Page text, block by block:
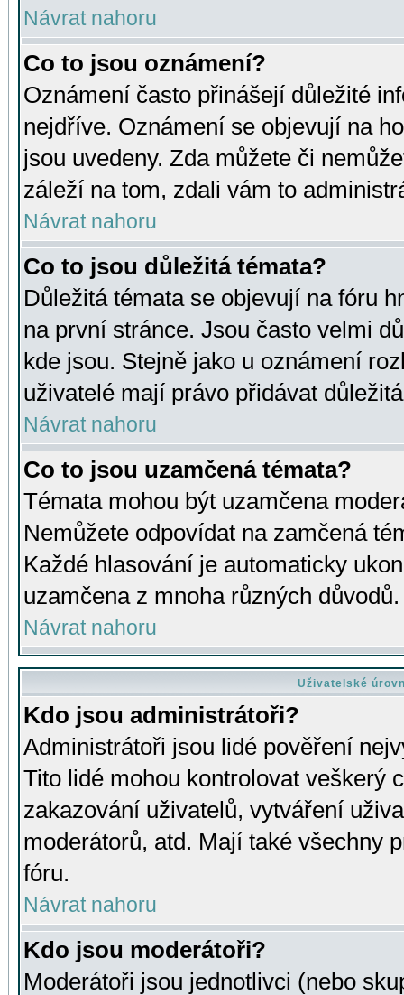
Návrat nahoru
Co to jsou oznámení?
Oznámení často přinášejí důležité
nejdříve. Oznámení se objevují na
jsou uvedeny. Zda můžete či
záleží na tom, zdali vám to
Návrat nahoru
Co to jsou důležitá témata?
Důležitá témata se objevují na fóru
na první stránce. Jsou často velmi
kde jsou. Stejně jako u oznámení
uživatelé mají právo přidávat
Návrat nahoru
Co to jsou uzamčená témata?
Témata mohou být uzamčena
Nemůžete odpovídat na zamčená
Každé hlasování je automaticky
uzamčena z mnoha různých důvodů.
Návrat nahoru
Uživatelské
Kdo jsou administrátoři?
Administrátoři jsou lidé pověření
Tito lidé mohou kontrolovat veškerý
zakazování uživatelů, vytváření
moderátorů, atd. Mají také všechny
fóru.
Návrat nahoru
Kdo jsou moderátoři?
Moderátoři jsou jednotlivci (nebo